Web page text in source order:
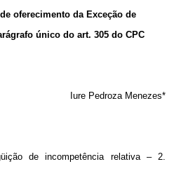
oferecimento da Exceção de
único do art. 305 do CPC
Iure Pedroza Menezes*
de incompetência relativa – 2.